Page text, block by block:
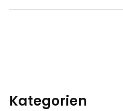
Kategorien